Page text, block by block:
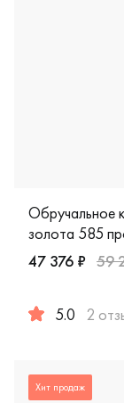
Обручальное
золота 585
47 376 ₽ 59
5.0 2
Хит продаж